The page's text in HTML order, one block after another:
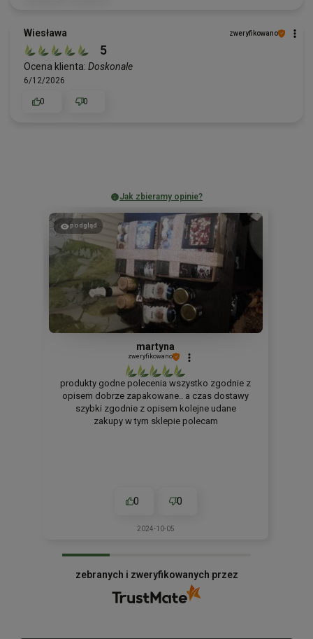
Wiesława zweryfikowano
5
Ocena klienta: Doskonale
6/12/2026
0 0
Jak zbieramy opinie?
podgląd
martyna
zweryfikowano
produkty godne polecenia wszystko zgodnie z
opisem dobrze zapakowane.. a czas dostawy
szybki zgodnie z opisem kolejne udane
zakupy w tym sklepie polecam
0 0
2024-10-05
zebranych i zweryfikowanych przez